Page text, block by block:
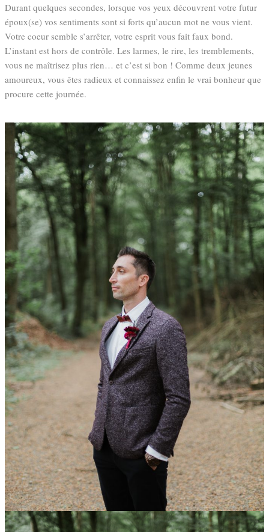
Durant quelques secondes, lorsque vos yeux découvrent votre futur
époux(se) vos sentiments sont si forts qu’aucun mot ne vous vient.
Votre coeur semble s’arrêter, votre esprit vous fait faux bond.
L’instant est hors de contrôle. Les larmes, le rire, les tremblements,
vous ne maîtrisez plus rien… et c’est si bon ! Comme deux jeunes
amoureux, vous êtes radieux et connaissez enfin le vrai bonheur que
procure cette journée.